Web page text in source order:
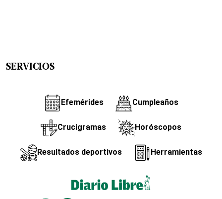
SERVICIOS
Efemérides Cumpleaños
Crucigramas Horóscopos
Resultados deportivos Herramientas